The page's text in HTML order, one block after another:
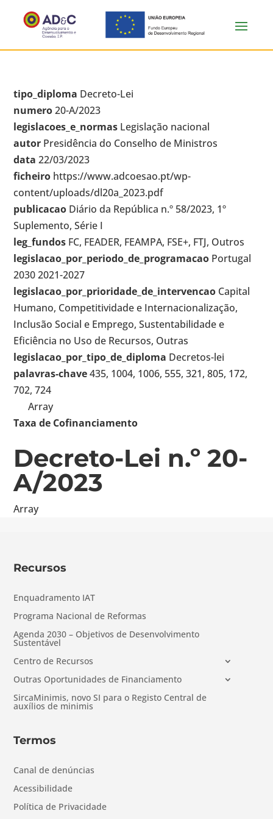
tipo_diploma Decreto-Lei
numero20-A/2023
legislacoes_e_normas Legislação nacional
autor Presidência do Conselho de Ministros
data 22/03/2023
ficheiro https://www.adcoesao.pt/wp-
content/uploads/dl20a_2023.pdf
publicacao Diário da República n.º 58/2023, 1º
Suplemento, Série I
leg_fundos FC, FEADER, FEAMPA, FSE+, FTJ, Outros
legislacao_por_periodo_de_programacao Portugal
2030 2021-2027
legislacao_por_prioridade_de_intervencao Capital
Humano, Competitividade e Internacionalização,
Inclusão Social e Emprego, Sustentabilidade e
Eficiência no Uso de Recursos, Outras
legislacao_por_tipo_de_diploma Decretos-lei
palavras-chave435, 1004, 1006, 555, 321, 805, 172,
702, 724
Array
Taxa de Cofinanciamento
Decreto-Lei n.º 20-
A/2023
Array
Recursos
Enquadramento IAT
Programa Nacional de Reformas
Agenda 2030 – Objetivos de Desenvolvimento
Sustentável
Centro de Recursos
Outras Oportunidades de Financiamento
SircaMinimis, novo SI para o Registo Central de
auxílios de minimis
Termos
Canal de denúncias
Acessibilidade
Política de Privacidade